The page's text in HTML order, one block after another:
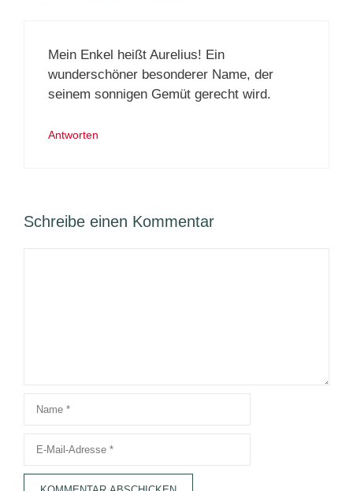
Mein Enkel heißt Aurelius! Ein
wunderschöner besonderer Name, der
seinem sonnigen Gemüt gerecht wird.
Antworten
Schreibe einen Kommentar
Name
Adresse